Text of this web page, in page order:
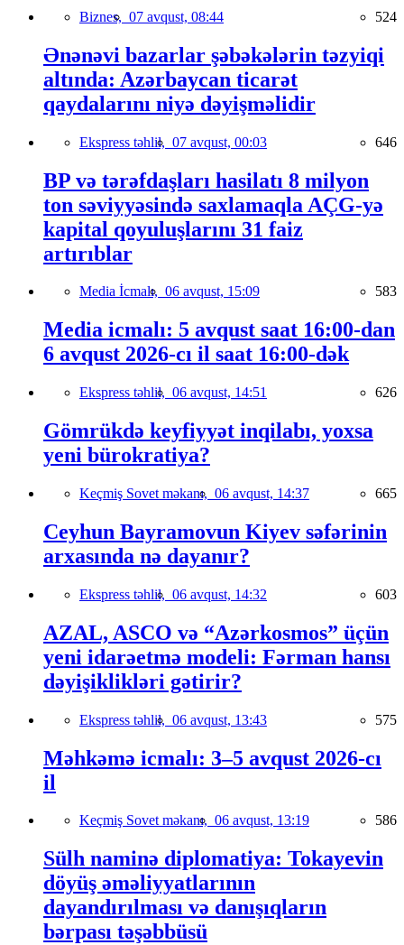
Biznes, 07 avqust, 08:44 524
Ənənəvi bazarlar şəbəkələrin təzyiqi
altında: Azərbaycan ticarət
qaydalarını niyə dəyişməlidir
Ekspress təhlil, 07 avqust, 00:03 646
BP və tərəfdaşları hasilatı 8 milyon
ton səviyyəsində saxlamaqla AÇG-yə
kapital qoyuluşlarını 31 faiz
artırıblar
Media İcmalı, 06 avqust, 15:09 583
Media icmalı: 5 avqust saat 16:00-dan
6 avqust 2026-cı il saat 16:00-dək
Ekspress təhlil, 06 avqust, 14:51 626
Gömrükdə keyfiyyət inqilabı, yoxsa
yeni bürokratiya?
Keçmiş Sovet məkanı, 06 avqust, 14:37 665
Ceyhun Bayramovun Kiyev səfərinin
arxasında nə dayanır?
Ekspress təhlil, 06 avqust, 14:32 603
AZAL, ASCO və “Azərkosmos” üçün
yeni idarəetmə modeli: Fərman hansı
dəyişiklikləri gətirir?
Ekspress təhlil, 06 avqust, 13:43 575
Məhkəmə icmalı: 3–5 avqust 2026-cı
il
Keçmiş Sovet məkanı, 06 avqust, 13:19 586
Sülh naminə diplomatiya: Tokayevin
döyüş əməliyyatlarının
dayandırılması və danışıqların
bərpası təşəbbüsü